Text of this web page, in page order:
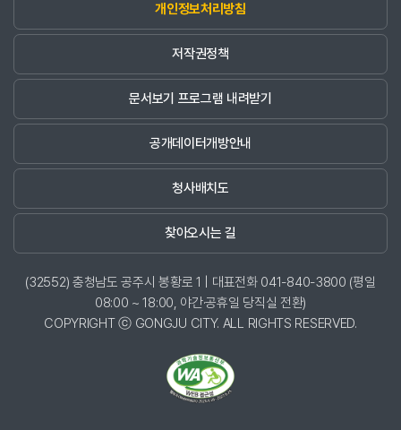
개인정보처리방침
저작권정책
문서보기 프로그램 내려받기
공개데이터개방안내
청사배치도
찾아오시는 길
(32552) 충청남도 공주시 봉황로 1 | 대표전화 041-840-3800 (평일
08:00 ~ 18:00, 야간·공휴일 당직실 전환)
COPYRIGHT ⓒ GONGJU CITY. ALL RIGHTS RESERVED.